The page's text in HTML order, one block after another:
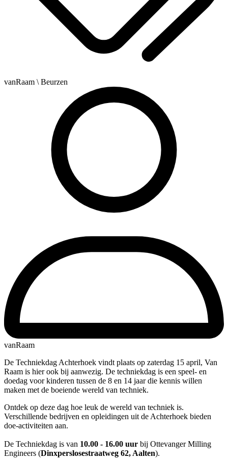
vanRaam \ Beurzen
vanRaam
De Techniekdag Achterhoek vindt plaats op zaterdag 15 april, Van
Raam is hier ook bij aanwezig. De techniekdag is een speel- en
doedag voor kinderen tussen de 8 en 14 jaar die kennis willen
maken met de boeiende wereld van techniek.
Ontdek op deze dag hoe leuk de wereld van techniek is.
Verschillende bedrijven en opleidingen uit de Achterhoek bieden
doe-activiteiten aan.
De Techniekdag is van 10.00 - 16.00 uur bij Ottevanger Milling
Engineers (Dinxperslosestraatweg 62, Aalten).